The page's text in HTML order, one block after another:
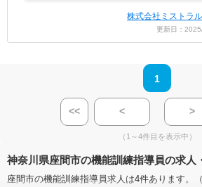
株式会社ミストラ
更新日：
1
<< < >
（1～4件目を表示中）
神奈川県座間市の機能訓練指導員の求人
座間市の機能訓練指導員求人は4件あります。